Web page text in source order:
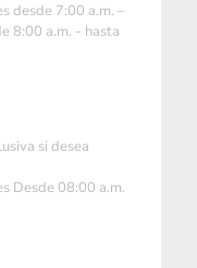
desde 7:00 a.m. –
8:00 a.m. - hasta
si desea
Desde 08:00 a.m.